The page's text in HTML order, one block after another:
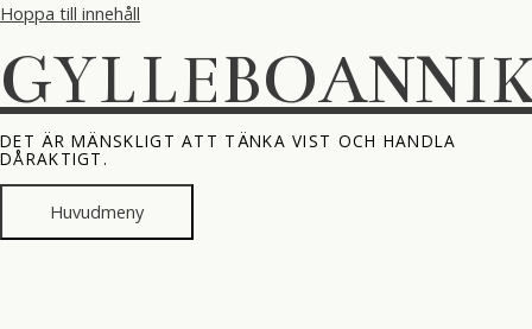
Hoppa till innehåll
DET ÄR MÄNSKLIGT ATT TÄNKA VIST OCH HANDLA
DÅRAKTIGT.
Huvudmeny